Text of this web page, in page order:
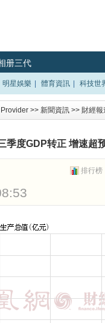
册三代
明星娛樂 體育資訊 科技世
>> 新聞資訊 >> 財經報
季度GDP转正 增速超
排行榜